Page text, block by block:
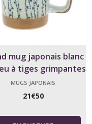
mug japonais blanc
à tiges grimpantes
Céramique – Japon
MUGS JAPONAIS
21€50